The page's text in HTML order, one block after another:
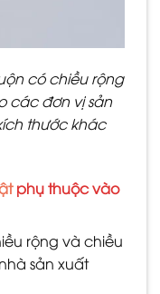
có chiều rộng
các đơn vị sản
thước khác
phụ thuộc vào
rộng và chiều
sản xuất